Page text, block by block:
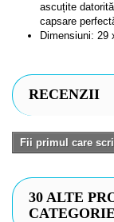
ascuțite
capsare
Dimensiuni: 29
RECENZII
Fii primul care
30 ALTE